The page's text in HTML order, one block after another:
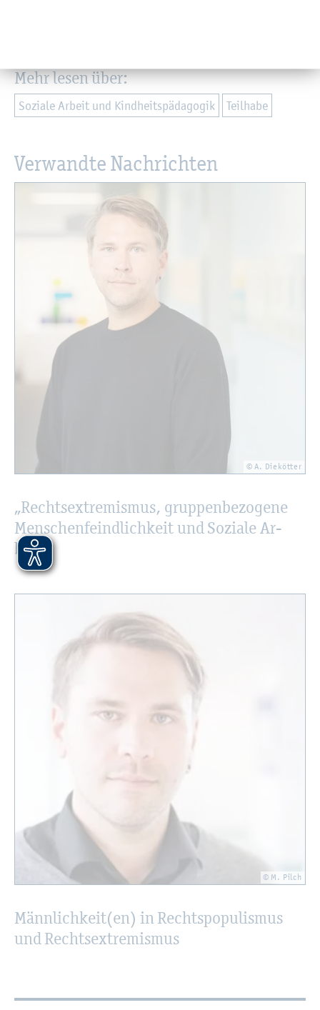
Mehr lesen über:
So­zia­le Ar­beit und Kind­heits­päd­ago­gik Teil­ha­be
Ver­wand­te Nach­rich­ten
© A. Die­köt­ter
„Rechts­ex­tre­mis­mus, grup­pen­be­zo­ge­ne
Men­schen­feind­lich­keit und So­zia­le Ar­
beit“
© M. Pilch
Männ­lich­keit(en) in Rechts­po­pu­lis­mus
und Rechts­ex­tre­mis­mus
Wei­ter­füh­ren­de In­for­ma­tio­nen